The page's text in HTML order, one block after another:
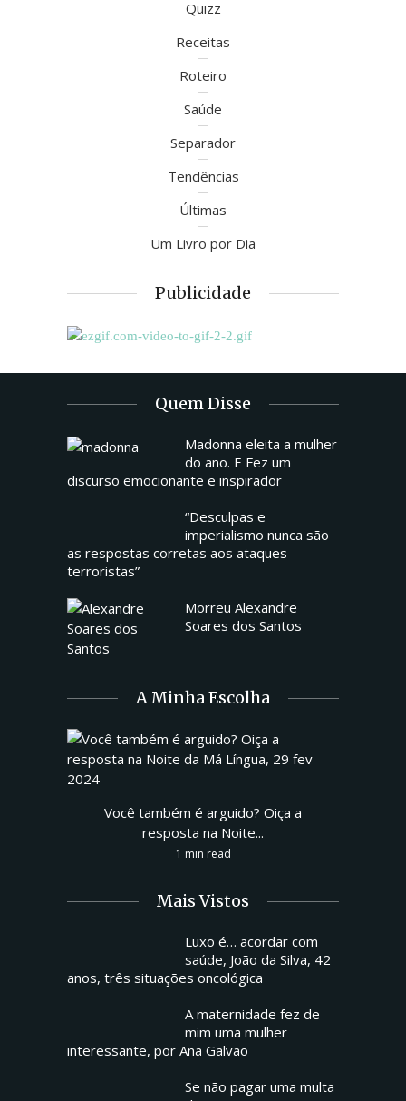
Quizz
Receitas
Roteiro
Saúde
Separador
Tendências
Últimas
Um Livro por Dia
Publicidade
Quem Disse
Madonna eleita a mulher
do ano. E Fez um
discurso emocionante e inspirador
“Desculpas e
imperialismo nunca são
as respostas corretas aos ataques
terroristas”
Morreu Alexandre
Soares dos Santos
A Minha Escolha
Você também é arguido? Oiça a
resposta na Noite...
1 min read
Mais Vistos
Luxo é… acordar com
saúde, João da Silva, 42
anos, três situações oncológica
A maternidade fez de
mim uma mulher
interessante, por Ana Galvão
Se não pagar uma multa